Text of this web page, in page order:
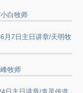
白牧师
7日主日讲章/天明牧
牧师